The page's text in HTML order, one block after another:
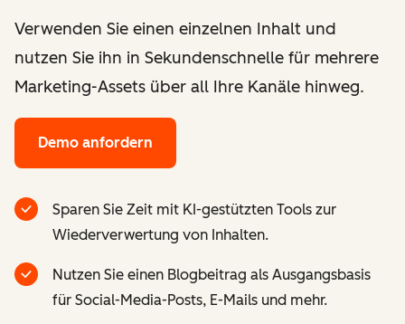
Verwenden Sie einen einzelnen Inhalt und
nutzen Sie ihn in Sekundenschnelle für mehrere
Marketing-Assets über all Ihre Kanäle hinweg.
Demo anfordern
Sparen Sie Zeit mit KI-gestützten Tools zur
Wiederverwertung von Inhalten.
Nutzen Sie einen Blogbeitrag als Ausgangsbasis
für Social-Media-Posts, E-Mails und mehr.